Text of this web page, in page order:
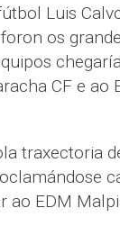
Luis
os
CF e ao
traxectoria
ao EDM